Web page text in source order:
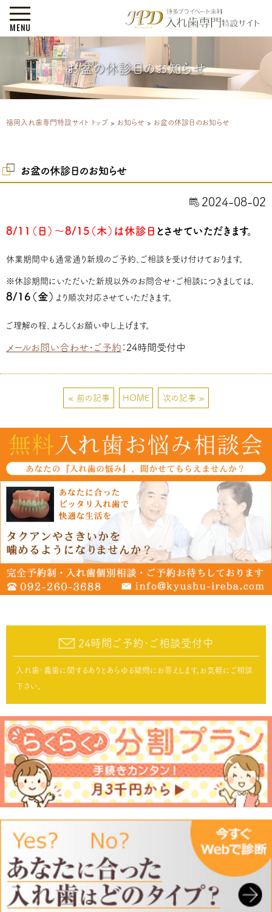
MENU
お盆の休診日のお知らせ
福岡入れ歯専門特設サイト トップ > お知らせ > お盆の休診日のお知らせ
お盆の休診日のお知らせ
2024-08-02
8/11（日）～8/15（木）は休診日 とさせていただきます。
休業期間中も通常通り新規のご予約、ご相談を受け付けております。
※休診期間にいただいた新規以外のお問合せ・ご相談につきましては、
8/16（金） より順次対応させていただきます。
ご理解の程、よろしくお願い申し上げます。
メールお問い合わせ・ご予約 ：24時間受付中
« 前の記事 HOME 次の記事 »
24時間ご予約･ご相談受付中
入れ歯･義歯に関するありとあらゆる疑問にお答えします。お気軽にご相談
下さい。